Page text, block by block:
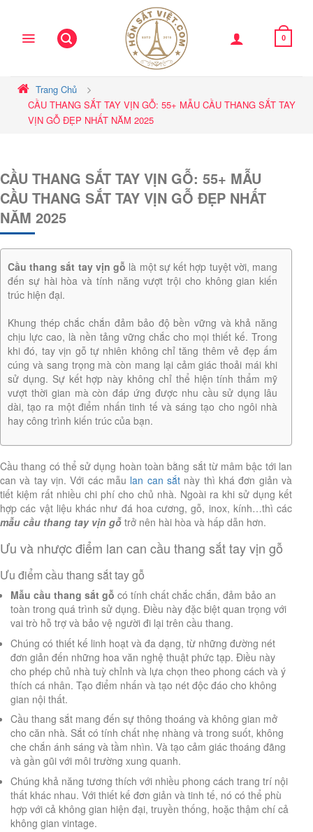
content
0
Trang Chủ
CẦU THANG SẮT TAY VỊN GỖ: 55+ MẪU CẦU THANG SẮT TAY
VỊN GỖ ĐẸP NHẤT NĂM 2025
CẦU THANG SẮT TAY VỊN GỖ: 55+ MẪU
CẦU THANG SẮT TAY VỊN GỖ ĐẸP NHẤT
NĂM 2025
Cầu thang sắt tay vịn gỗ là một sự kết hợp tuyệt vời, mang
đến sự hài hòa và tính năng vượt trội cho không gian kiến
trúc hiện đại.
Khung thép chắc chắn đảm bảo độ bền vững và khả năng
chịu lực cao, là nền tảng vững chắc cho mọi thiết kế. Trong
khi đó, tay vịn gỗ tự nhiên không chỉ tăng thêm vẻ đẹp ấm
cúng và sang trọng mà còn mang lại cảm giác thoải mái khi
sử dụng. Sự kết hợp này không chỉ thể hiện tính thẩm mỹ
vượt thời gian mà còn đáp ứng được nhu cầu sử dụng lâu
dài, tạo ra một điểm nhấn tinh tế và sáng tạo cho ngôi nhà
hay công trình kiến trúc của bạn.
Cầu thang có thể sử dụng hoàn toàn bằng sắt từ mâm bậc tới lan
can và tay vịn. Với các mẫu lan can sắt này thì khá đơn giản và
tiết kiệm rất nhiều chi phí cho chủ nhà. Ngoài ra khi sử dụng kết
hợp các vật liệu khác như đá hoa cương, gỗ, inox, kính…thì các
mẫu cầu thang tay vịn gỗ trở nên hài hòa và hấp dẫn hơn.
Ưu và nhược điểm lan can cầu thang sắt tay vịn gỗ
Ưu điểm cầu thang sắt tay gỗ
Mẫu cầu thang sắt gỗ có tính chất chắc chắn, đảm bảo an
toàn trong quá trình sử dụng. Điều này đặc biệt quan trọng với
vai trò hỗ trợ và bảo vệ người đi lại trên cầu thang.
Chúng có thiết kế linh hoạt và đa dạng, từ những đường nét
đơn giản đến những hoa văn nghệ thuật phức tạp. Điều này
cho phép chủ nhà tuỳ chỉnh và lựa chọn theo phong cách và ý
thích cá nhân. Tạo điểm nhấn và tạo nét độc đáo cho không
gian nội thất.
Cầu thang sắt mang đến sự thông thoáng và không gian mở
cho căn nhà. Sắt có tính chất nhẹ nhàng và trong suốt, không
che chắn ánh sáng và tầm nhìn. Và tạo cảm giác thoáng đãng
và gần gũi với môi trường xung quanh.
Chúng khả năng tương thích với nhiều phong cách trang trí nội
thất khác nhau. Với thiết kế đơn giản và tinh tế, nó có thể phù
hợp với cả không gian hiện đại, truyền thống, hoặc thậm chí cả
không gian vintage.